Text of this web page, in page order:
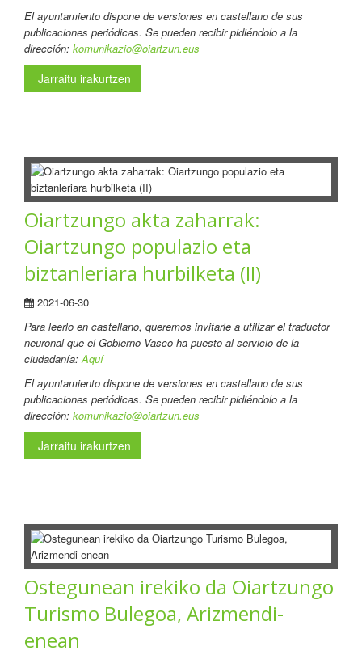
El ayuntamiento dispone de versiones en castellano de sus
publicaciones periódicas. Se pueden recibir pidiéndolo a la
dirección: komunikazio@oiartzun.eus
Jarraitu irakurtzen
Oiartzungo akta zaharrak:
Oiartzungo populazio eta
biztanleriara hurbilketa (II)
2021-06-30
Para leerlo en castellano, queremos invitarle a utilizar el traductor
neuronal que el Gobierno Vasco ha puesto al servicio de la
ciudadanía:Aquí
El ayuntamiento dispone de versiones en castellano de sus
publicaciones periódicas. Se pueden recibir pidiéndolo a la
dirección: komunikazio@oiartzun.eus
Jarraitu irakurtzen
Ostegunean irekiko da Oiartzungo
Turismo Bulegoa, Arizmendi-
enean